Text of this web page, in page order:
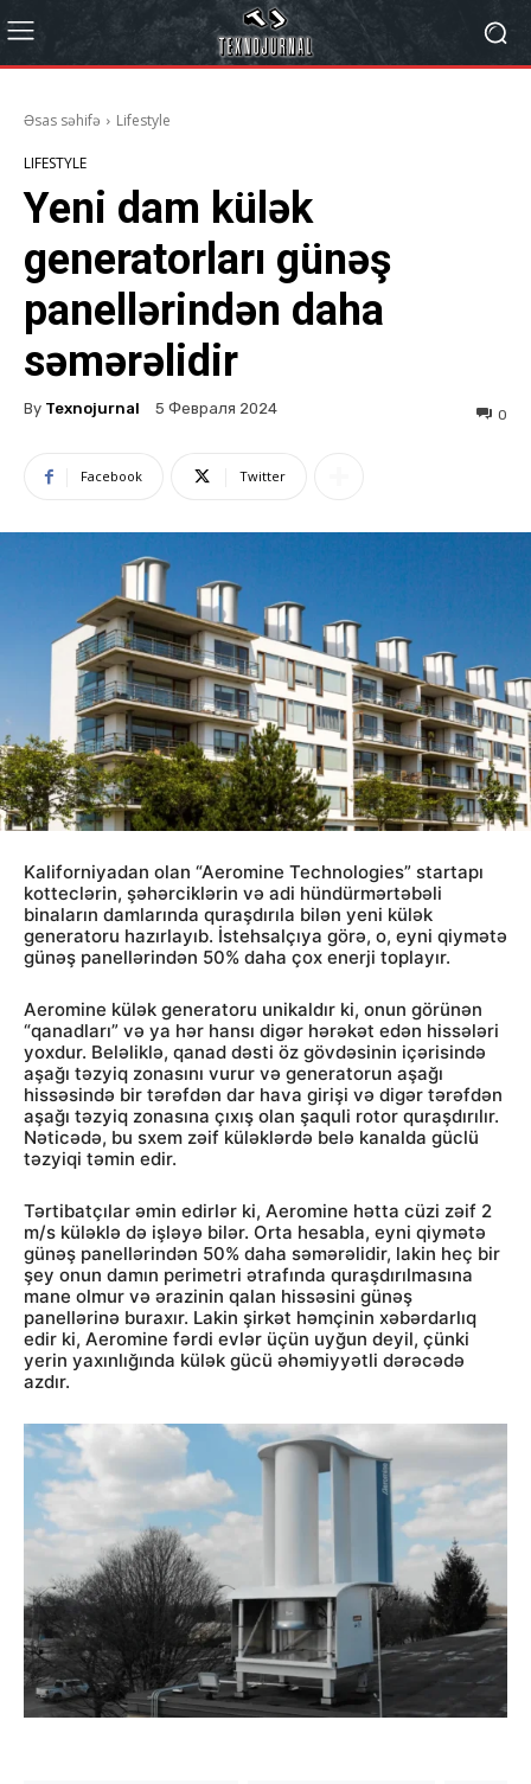
Əsas səhifə Lifestyle
LIFESTYLE
Yeni dam külək
generatorları günəş
panellərindən daha
səmərəlidir
By Texnojurnal 5 Февраля 2024 0
Facebook Twitter
Kaliforniyadan olan “Aeromine Technologies” startapı
kotteclərin, şəhərciklərin və adi hündürmərtəbəli
binaların damlarında quraşdırıla bilən yeni külək
generatoru hazırlayıb. İstehsalçıya görə, o, eyni qiymətə
günəş panellərindən 50% daha çox enerji toplayır.
Aeromine külək generatoru unikaldır ki, onun görünən
“qanadları” və ya hər hansı digər hərəkət edən hissələri
yoxdur. Beləliklə, qanad dəsti öz gövdəsinin içərisində
aşağı təzyiq zonasını vurur və generatorun aşağı
hissəsində bir tərəfdən dar hava girişi və digər tərəfdən
aşağı təzyiq zonasına çıxış olan şaquli rotor quraşdırılır.
Nəticədə, bu sxem zəif küləklərdə belə kanalda güclü
təzyiqi təmin edir.
Tərtibatçılar əmin edirlər ki, Aeromine hətta cüzi zəif 2
m/s küləklə də işləyə bilər. Orta hesabla, eyni qiymətə
günəş panellərindən 50% daha səmərəlidir, lakin heç bir
şey onun damın perimetri ətrafında quraşdırılmasına
mane olmur və ərazinin qalan hissəsini günəş
panellərinə buraxır. Lakin şirkət həmçinin xəbərdarlıq
edir ki, Aeromine fərdi evlər üçün uyğun deyil, çünki
yerin yaxınlığında külək gücü əhəmiyyətli dərəcədə
azdır.